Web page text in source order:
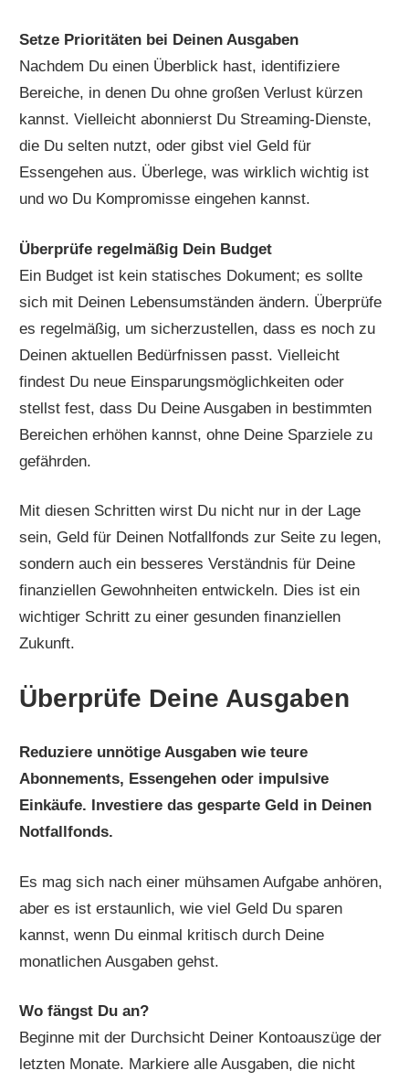
Setze Prioritäten bei Deinen Ausgaben
Nachdem Du einen Überblick hast, identifiziere
Bereiche, in denen Du ohne großen Verlust kürzen
kannst. Vielleicht abonnierst Du Streaming-Dienste,
die Du selten nutzt, oder gibst viel Geld für
Essengehen aus. Überlege, was wirklich wichtig ist
und wo Du Kompromisse eingehen kannst.
Überprüfe regelmäßig Dein Budget
Ein Budget ist kein statisches Dokument; es sollte
sich mit Deinen Lebensumständen ändern. Überprüfe
es regelmäßig, um sicherzustellen, dass es noch zu
Deinen aktuellen Bedürfnissen passt. Vielleicht
findest Du neue Einsparungsmöglichkeiten oder
stellst fest, dass Du Deine Ausgaben in bestimmten
Bereichen erhöhen kannst, ohne Deine Sparziele zu
gefährden.
Mit diesen Schritten wirst Du nicht nur in der Lage
sein, Geld für Deinen Notfallfonds zur Seite zu legen,
sondern auch ein besseres Verständnis für Deine
finanziellen Gewohnheiten entwickeln. Dies ist ein
wichtiger Schritt zu einer gesunden finanziellen
Zukunft.
Überprüfe Deine Ausgaben
Reduziere unnötige Ausgaben wie teure
Abonnements, Essengehen oder impulsive
Einkäufe. Investiere das gesparte Geld in Deinen
Notfallfonds.
Es mag sich nach einer mühsamen Aufgabe anhören,
aber es ist erstaunlich, wie viel Geld Du sparen
kannst, wenn Du einmal kritisch durch Deine
monatlichen Ausgaben gehst.
Wo fängst Du an?
Beginne mit der Durchsicht Deiner Kontoauszüge der
letzten Monate. Markiere alle Ausgaben, die nicht